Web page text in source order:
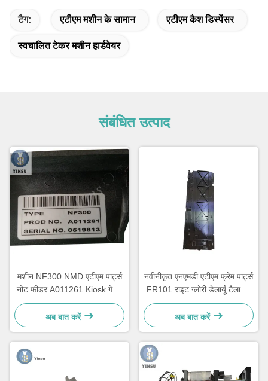
टैग: एटीएम मशीन के सामान एटीएम कैश डिस्पेंसर
स्वचालित टेकर मशीन हार्डवेयर
संबंधित उत्पाद
मशीन NF300 NMD एटीएम पार्ट्स
नोट फीडर A011261 Kiosk गेमिंग
मशीन के लिए
अब बात करें
नवीनीकृत एनएमडी एटीएम फ्रेम पार्ट्स
FR101 राइट ग्लोरी डेलार्यू टैलारिस
A006322
अब बात करें